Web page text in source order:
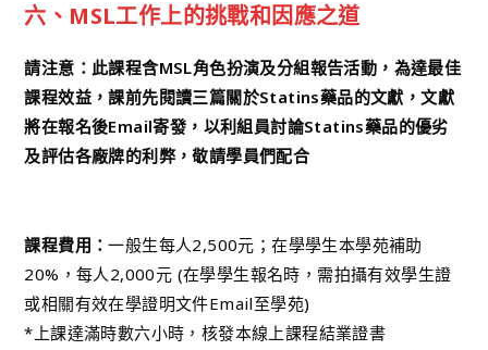
六、MSL工作上的挑戰和因應之道
請注意：此課程含MSL角色扮演及分組報告活動，為達最佳
課程效益，課前先閱讀三篇關於Statins藥品的文獻，文獻
將在報名後Email寄發，以利組員討論Statins藥品的優劣
及評估各廠牌的利弊，敬請學員們配合
課程費用：一般生每人2,500元；在學學生本學苑補助
20%，每人2,000元 (在學學生報名時，需拍攝有效學生證
或相關有效在學證明文件Email至學苑)
*上課達滿時數六小時，核發本線上課程結業證書